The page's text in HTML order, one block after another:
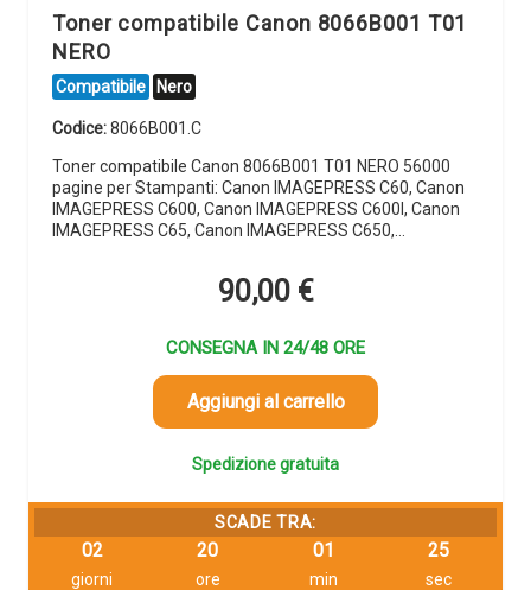
Toner compatibile Canon 8066B001 T01
NERO
Compatibile Nero
Codice:8066B001.C
Toner compatibile Canon 8066B001 T01 NERO 56000
pagine per Stampanti: Canon IMAGEPRESS C60, Canon
IMAGEPRESS C600, Canon IMAGEPRESS C600I, Canon
IMAGEPRESS C65, Canon IMAGEPRESS C650,…
90,00 €
CONSEGNA IN 24/48 ORE
Aggiungi al carrello
Spedizione gratuita
SCADE TRA:
02
giorni
20
ore
01
min
25
sec